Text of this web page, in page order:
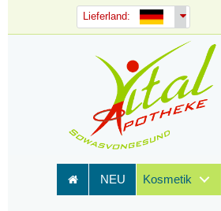
Lieferland:
NEU Kosmetik